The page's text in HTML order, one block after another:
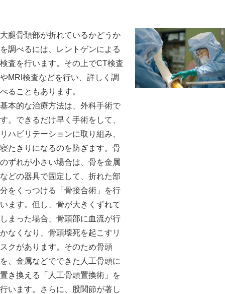
大腿骨頚部が折れているかどうか
を調べるには、レントゲンによる
検査を行います。その上でCT検査
やMRI検査などを行い、詳しく調
べることもあります。
基本的な治療方法は、外科手術で
す。できるだけ早く手術をして、
リハビリテーションに取り組み、
寝たきりになるのを防ぎます。骨
のずれが小さい場合は、骨を金属
などの器具で固定して、折れた部
分をくっつける「骨接合術」を行
います。但し、骨が大きくずれて
しまった場合、骨頭部に血流が行
かなくなり、骨頭壊死を起こすリ
スクがあります。そのため骨頭
を、金属などでできた人工骨頭に
置き換える「人工骨頭置換術」を
行います。さらに、股関節が著し